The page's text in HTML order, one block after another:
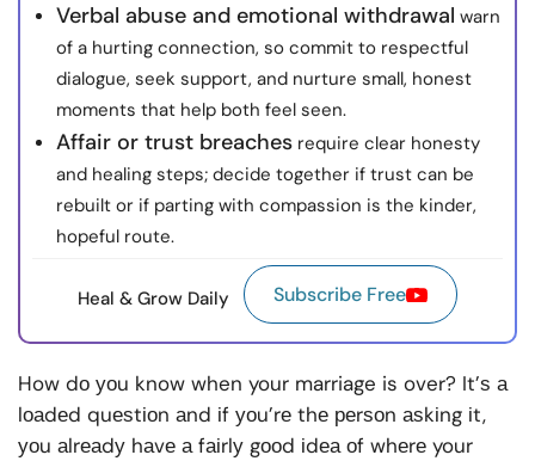
Verbal abuse and emotional withdrawal warn
of a hurting connection, so commit to respectful
dialogue, seek support, and nurture small, honest
moments that help both feel seen.
Affair or trust breaches require clear honesty
and healing steps; decide together if trust can be
rebuilt or if parting with compassion is the kinder,
hopeful route.
Heal & Grow Daily Subscribe Free
How dо уоu know when your marriage is over? It’ѕ а
lоаdеd quеѕtіоn аnd іf уоu’rе thе реrѕоn аѕkіng іt,
уоu аlrеаdу hаvе а fаіrlу gооd іdеа оf whеrе your